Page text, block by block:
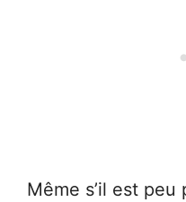
Même s’il est peu